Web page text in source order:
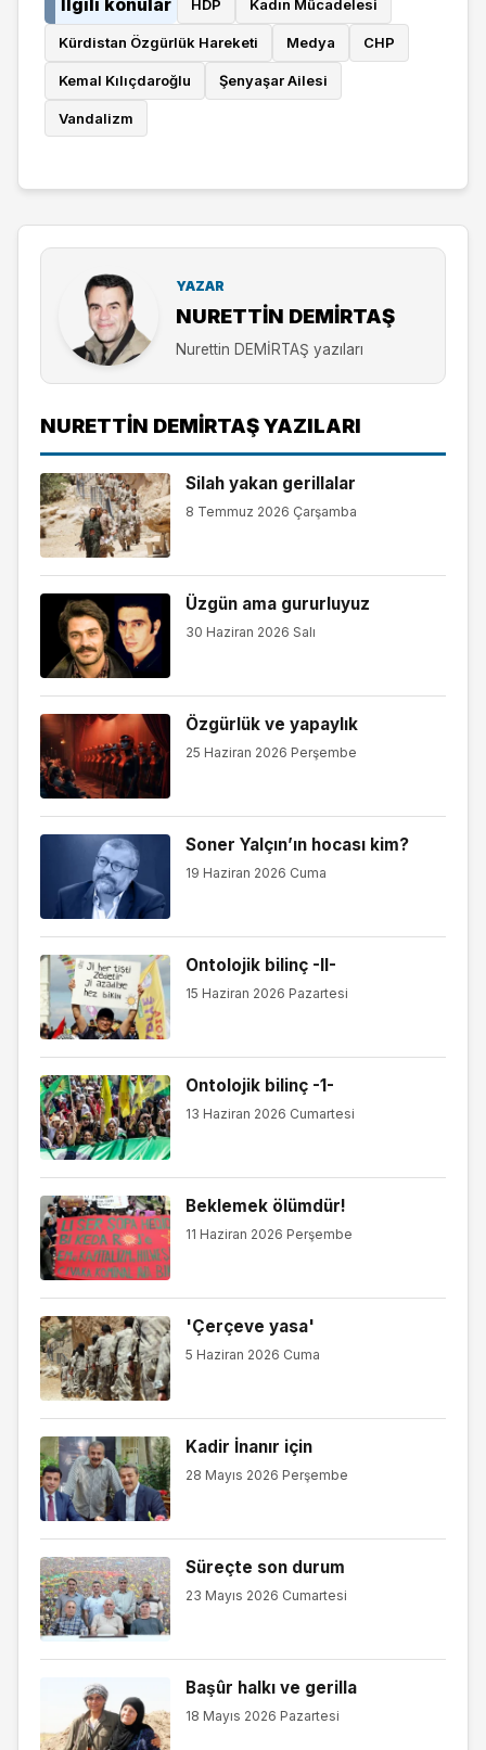
İlgili konular HDP Kadın Mücadelesi
Kürdistan Özgürlük Hareketi Medya CHP
Kemal Kılıçdaroğlu Şenyaşar Ailesi
Vandalizm
YAZAR
NURETTIN DEMİRTAŞ
Nurettin DEMİRTAŞ yazıları
NURETTIN DEMİRTAŞ YAZILARI
Silah yakan gerillalar
8 Temmuz 2026 Çarşamba
Üzgün ama gururluyuz
30 Haziran 2026 Salı
Özgürlük ve yapaylık
25 Haziran 2026 Perşembe
Soner Yalçın’ın hocası kim?
19 Haziran 2026 Cuma
Ontolojik bilinç -II-
15 Haziran 2026 Pazartesi
Ontolojik bilinç -1-
13 Haziran 2026 Cumartesi
Beklemek ölümdür!
11 Haziran 2026 Perşembe
'Çerçeve yasa'
5 Haziran 2026 Cuma
Kadir İnanır için
28 Mayıs 2026 Perşembe
Süreçte son durum
23 Mayıs 2026 Cumartesi
Başûr halkı ve gerilla
18 Mayıs 2026 Pazartesi